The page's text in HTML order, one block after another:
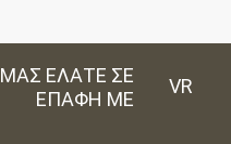
ΜΑΣ ΕΛΆΤΕ ΣΕ
ΕΠΑΦΉ ΜΕ
VR